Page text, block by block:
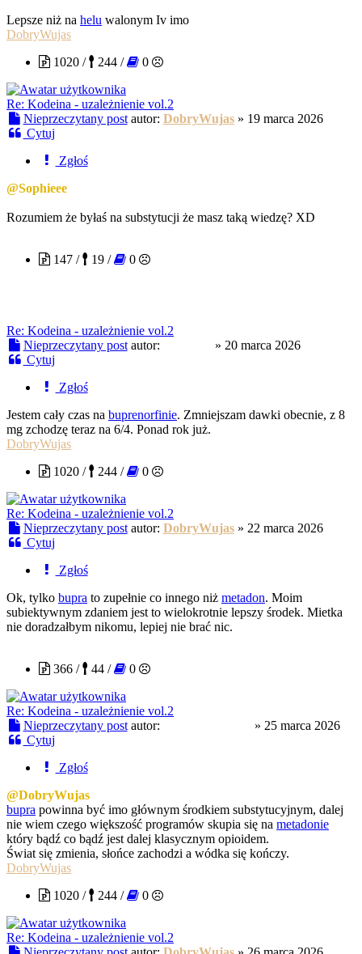
Lepsze niż na helu walonym Iv imo
DobryWujas
1020 /
244 / 0
Re: Kodeina - uzależnienie vol.2
Nieprzeczytany post autor: DobryWujas» 19 marca 2026
Cytuj
Zgłoś
@Sophieee
Rozumiem że byłaś na substytucji że masz taką wiedzę? XD
147 /
19 / 0
Re: Kodeina - uzależnienie vol.2
Nieprzeczytany post autor: » 20 marca 2026
Cytuj
Zgłoś
Jestem cały czas na buprenorfinie. Zmniejszam dawki obecnie, z 8
mg zchodzę teraz na 6/4. Ponad rok już.
DobryWujas
1020 /
244 / 0
Re: Kodeina - uzależnienie vol.2
Nieprzeczytany post autor: DobryWujas» 22 marca 2026
Cytuj
Zgłoś
Ok, tylko bupra to zupełnie co innego niż metadon. Moim
subiektywnym zdaniem jest to wielokrotnie lepszy środek. Mietka
nie doradzałbym nikomu, lepiej nie brać nic.
366 /
44 / 0
Re: Kodeina - uzależnienie vol.2
Nieprzeczytany post autor: » 25 marca 2026
Cytuj
Zgłoś
@DobryWujas
bupra powinna być imo głównym środkiem substytucyjnym, dalej
nie wiem czego większość programów skupia się na metadonie
który bądź co bądź jest dalej klasycznym opioidem.
Świat się zmienia, słońce zachodzi a wódka się kończy.
DobryWujas
1020 /
244 / 0
Re: Kodeina - uzależnienie vol.2